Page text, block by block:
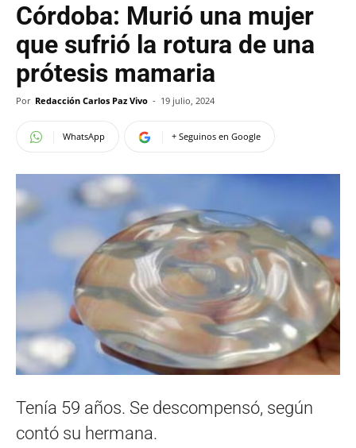
Córdoba: Murió una mujer
que sufrió la rotura de una
prótesis mamaria
Por Redacción Carlos Paz Vivo - 19 julio, 2024
WhatsApp + Seguinos en Google
Tenía 59 años. Se descompensó, según
contó su hermana.